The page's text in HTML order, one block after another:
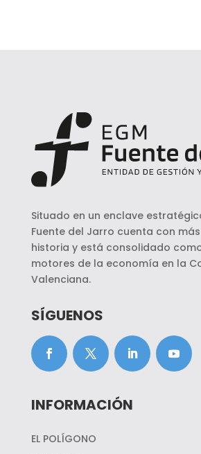
Situado en un enclave
Fuente del Jarro cuenta con
historia y está consolidado
motores de la economía en la
Valenciana.
SÍGUENOS
INFORMACIÓN
EL POLÍGONO